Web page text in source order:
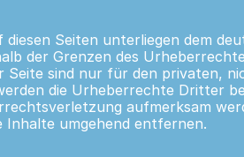
Seiten unterliegen dem
der Grenzen des
Seite sind nur für den privaten,
die Urheberrechte Dritter
aufmerksam
umgehend entfernen.